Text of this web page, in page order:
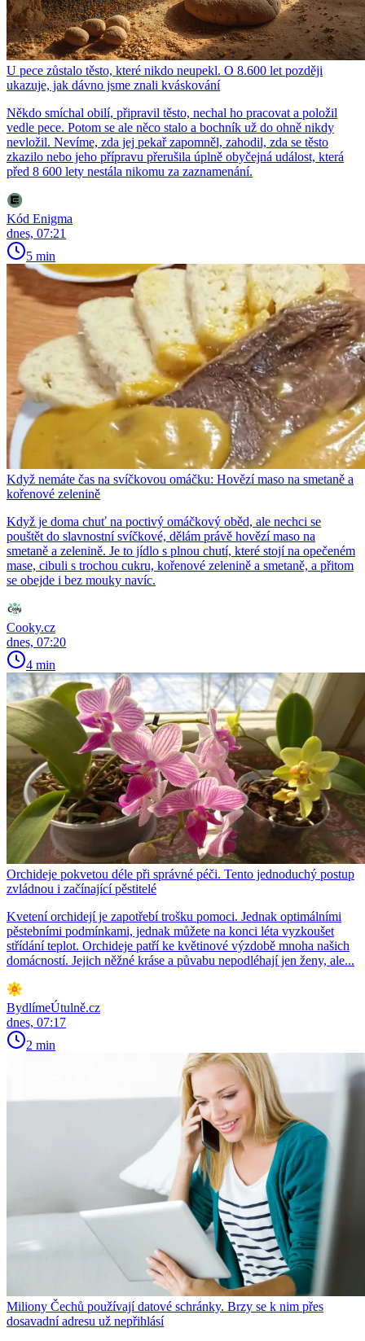
U pece zůstalo těsto, které nikdo neupekl. O 8.600 let později
ukazuje, jak dávno jsme znali kváskování
Někdo smíchal obilí, připravil těsto, nechal ho pracovat a položil
vedle pece. Potom se ale něco stalo a bochník už do ohně nikdy
nevložil. Nevíme, zda jej pekař zapomněl, zahodil, zda se těsto
zkazilo nebo jeho přípravu přerušila úplně obyčejná událost, která
před 8 600 lety nestála nikomu za zaznamenání.
Kód Enigma
dnes, 07:21
5 min
Když nemáte čas na svíčkovou omáčku: Hovězí maso na smetaně a
kořenové zelenině
Když je doma chuť na poctivý omáčkový oběd, ale nechci se
pouštět do slavnostní svíčkové, dělám právě hovězí maso na
smetaně a zelenině. Je to jídlo s plnou chutí, které stojí na opečeném
mase, cibuli s trochou cukru, kořenové zelenině a smetaně, a přitom
se obejde i bez mouky navíc.
Cooky.cz
dnes, 07:20
4 min
Orchideje pokvetou déle při správné péči. Tento jednoduchý postup
zvládnou i začínající pěstitelé
Kvetení orchidejí je zapotřebí trošku pomoci. Jednak optimálními
pěstebními podmínkami, jednak můžete na konci léta vyzkoušet
střídání teplot. Orchideje patří ke květinové výzdobě mnoha našich
domácností. Jejich něžné kráse a půvabu nepodléhají jen ženy, ale...
BydlímeÚtulně.cz
dnes, 07:17
2 min
Miliony Čechů používají datové schránky. Brzy se k nim přes
dosavadní adresu už nepřihlásí